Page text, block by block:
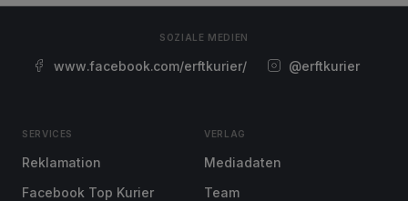
SOZIALE MEDIEN
www.facebook.com/erftkurier/ @erftkurier
SERVICES
Reklamation
Facebook Top Kurier
VERLAG
Mediadaten
Team